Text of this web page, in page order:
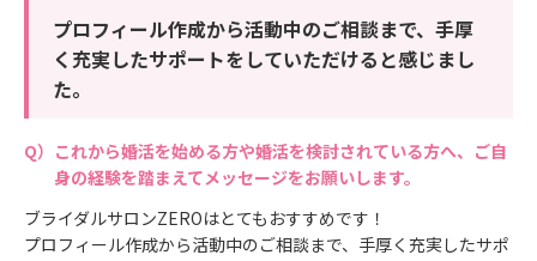
プロフィール作成から活動中のご相談まで、手厚
く充実したサポートをしていただけると感じまし
た。
これから婚活を始める方や婚活を検討されている方へ、ご自
身の経験を踏まえてメッセージをお願いします。
ブライダルサロンZEROはとてもおすすめです！
プロフィール作成から活動中のご相談まで、手厚く充実したサポ